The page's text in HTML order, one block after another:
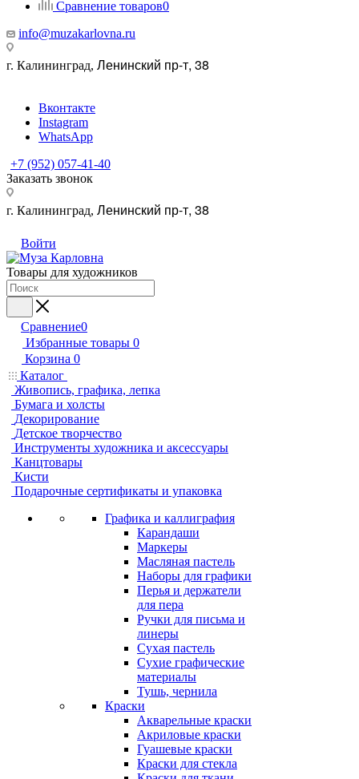
Сравнение товаров0
info@muzakarlovna.ru
г. Калининград, Ленинский пр-т, 38
Вконтакте
Instagram
WhatsApp
+7 (952) 057-41-40
Заказать звонок
г. Калининград, Ленинский пр-т, 38
Войти
Товары для художников
Сравнение0
Избранные товары 0
Корзина 0
Каталог
Живопись, графика, лепка
Бумага и холсты
Декорирование
Детское творчество
Инструменты художника и аксессуары
Канцтовары
Кисти
Подарочные сертификаты и упаковка
Графика и каллиграфия
Карандаши
Маркеры
Масляная пастель
Наборы для графики
Перья и держатели
для пера
Ручки для письма и
линеры
Сухая пастель
Сухие графические
материалы
Тушь, чернила
Краски
Акварельные краски
Акриловые краски
Гуашевые краски
Краски для стекла